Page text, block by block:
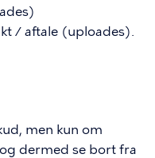
/ aftale (uploades).
men kun om
dermed se bort fra